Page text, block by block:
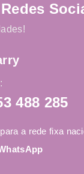
488 285
a rede fixa